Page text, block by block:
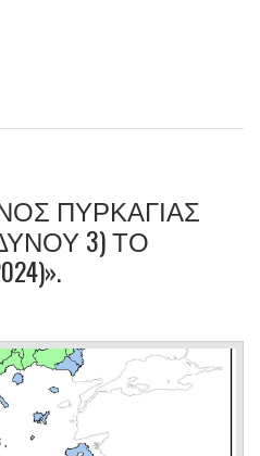
ΠΥΡΚΑΓΙΑΣ
3) ΤΟ